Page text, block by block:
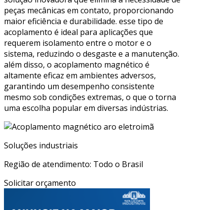
peças mecânicas em contato, proporcionando
maior eficiência e durabilidade. esse tipo de
acoplamento é ideal para aplicações que
requerem isolamento entre o motor e o
sistema, reduzindo o desgaste e a manutenção.
além disso, o acoplamento magnético é
altamente eficaz em ambientes adversos,
garantindo um desempenho consistente
mesmo sob condições extremas, o que o torna
uma escolha popular em diversas indústrias.
Soluções industriais
Região de atendimento: Todo o Brasil
Solicitar orçamento